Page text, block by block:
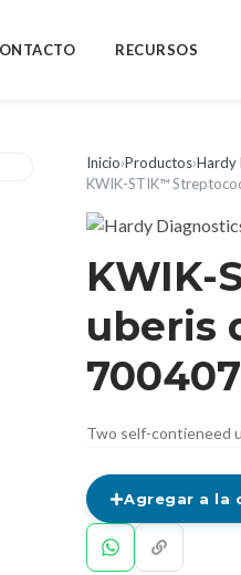
RECURSOS
Inicio›Productos›Hardy
KWIK-STIK™
KWIK-
uberis
Two self-contieneed
Agregar a la